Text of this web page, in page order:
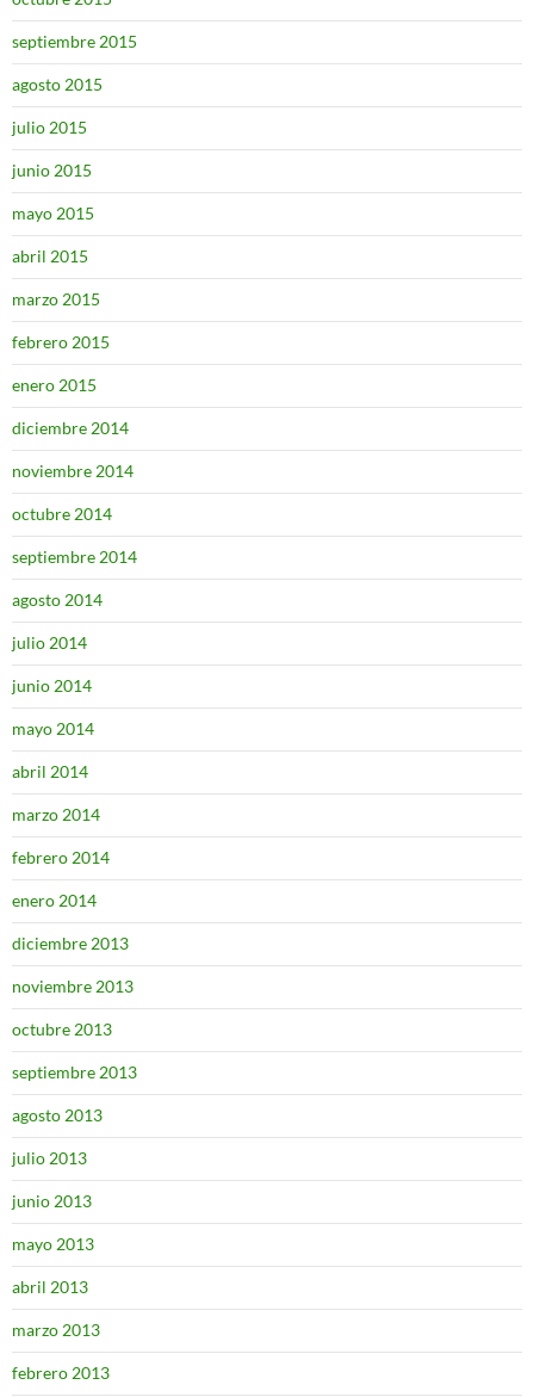
septiembre 2015
agosto 2015
julio 2015
junio 2015
mayo 2015
abril 2015
marzo 2015
febrero 2015
enero 2015
diciembre 2014
noviembre 2014
octubre 2014
septiembre 2014
agosto 2014
julio 2014
junio 2014
mayo 2014
abril 2014
marzo 2014
febrero 2014
enero 2014
diciembre 2013
noviembre 2013
octubre 2013
septiembre 2013
agosto 2013
julio 2013
junio 2013
mayo 2013
abril 2013
marzo 2013
febrero 2013